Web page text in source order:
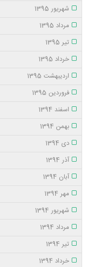
شهریور 1395
مرداد 1395
تیر 1395
خرداد 1395
اردیبهشت 1395
فروردین 1395
اسفند 1394
بهمن 1394
دی 1394
آذر 1394
آبان 1394
مهر 1394
شهریور 1394
مرداد 1394
تیر 1394
خرداد 1394